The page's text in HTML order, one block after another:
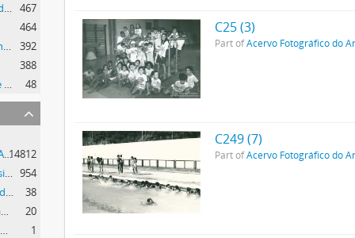
Coleção de Fotografias José Marcondes Borges
467
464
Universidade Rural do Estado de Minas Gerais
392
388
Acervo Cartográfico da Universidade Federal de Viçosa
48
Arquivo Central e Histórico da UFV (ACH-UFV)14812
Associação dos Ex-Alunos da Universidade Federal de Viçosa (AEA) 954
Museu Histórico da Universidade Federal de Viçosa
38
Pró-Reitoria de Planejamento e Orçamento
20
Pró Reitoria de Planejamento e Orçamento
1
C25 (3)
Part ofAcervo Fotográfico do
C249 (7)
Part ofAcervo Fotográfico do